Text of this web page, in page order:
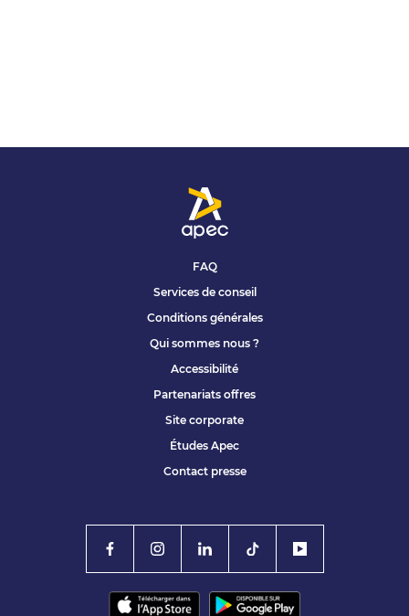
FAQ
Services de conseil
Conditions générales
Qui sommes nous ?
Accessibilité
Partenariats offres
Site corporate
Études Apec
Contact presse